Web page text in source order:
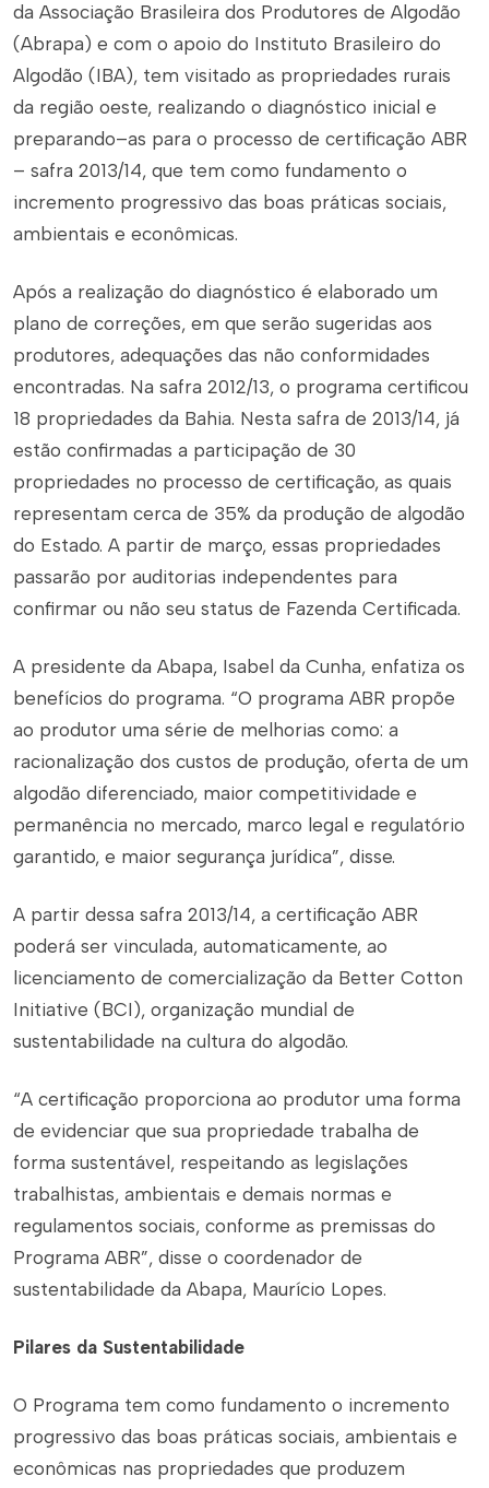
da Associação Brasileira dos Produtores de Algodão
(Abrapa) e com o apoio do Instituto Brasileiro do
Algodão (IBA), tem visitado as propriedades rurais
da região oeste, realizando o diagnóstico inicial e
preparando–as para o processo de certificação ABR
– safra 2013/14, que tem como fundamento o
incremento progressivo das boas práticas sociais,
ambientais e econômicas.
Após a realização do diagnóstico é elaborado um
plano de correções, em que serão sugeridas aos
produtores, adequações das não conformidades
encontradas. Na safra 2012/13, o programa certificou
18 propriedades da Bahia. Nesta safra de 2013/14, já
estão confirmadas a participação de 30
propriedades no processo de certificação, as quais
representam cerca de 35% da produção de algodão
do Estado. A partir de março, essas propriedades
passarão por auditorias independentes para
confirmar ou não seu status de Fazenda Certificada.
A presidente da Abapa, Isabel da Cunha, enfatiza os
benefícios do programa. “O programa ABR propõe
ao produtor uma série de melhorias como: a
racionalização dos custos de produção, oferta de um
algodão diferenciado, maior competitividade e
permanência no mercado, marco legal e regulatório
garantido, e maior segurança jurídica”, disse.
A partir dessa safra 2013/14, a certificação ABR
poderá ser vinculada, automaticamente, ao
licenciamento de comercialização da Better Cotton
Initiative (BCI), organização mundial de
sustentabilidade na cultura do algodão.
“A certificação proporciona ao produtor uma forma
de evidenciar que sua propriedade trabalha de
forma sustentável, respeitando as legislações
trabalhistas, ambientais e demais normas e
regulamentos sociais, conforme as premissas do
Programa ABR”, disse o coordenador de
sustentabilidade da Abapa, Maurício Lopes.
Pilares da Sustentabilidade
O Programa tem como fundamento o incremento
progressivo das boas práticas sociais, ambientais e
econômicas nas propriedades que produzem